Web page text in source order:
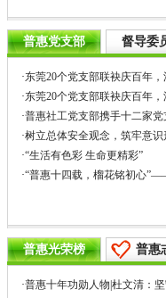
普惠党支部 督导委
·东莞20个党支部联袂庆百年
·东莞20个党支部联袂庆百年
·普惠社工党支部携手十二家
·树立总体安全观念，筑牢意识
·“生活有色彩 生命更精彩”
·“普惠十四载，榴花铭初心
普惠光荣榜 普惠
·普惠十年功勋人物|杜文清：